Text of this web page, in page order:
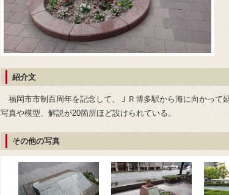
紹介文
福岡市市制百周年を記念して、ＪＲ博多駅から海に向かって
写真や模型、解説が20箇所ほど設けられている。
その他の写真